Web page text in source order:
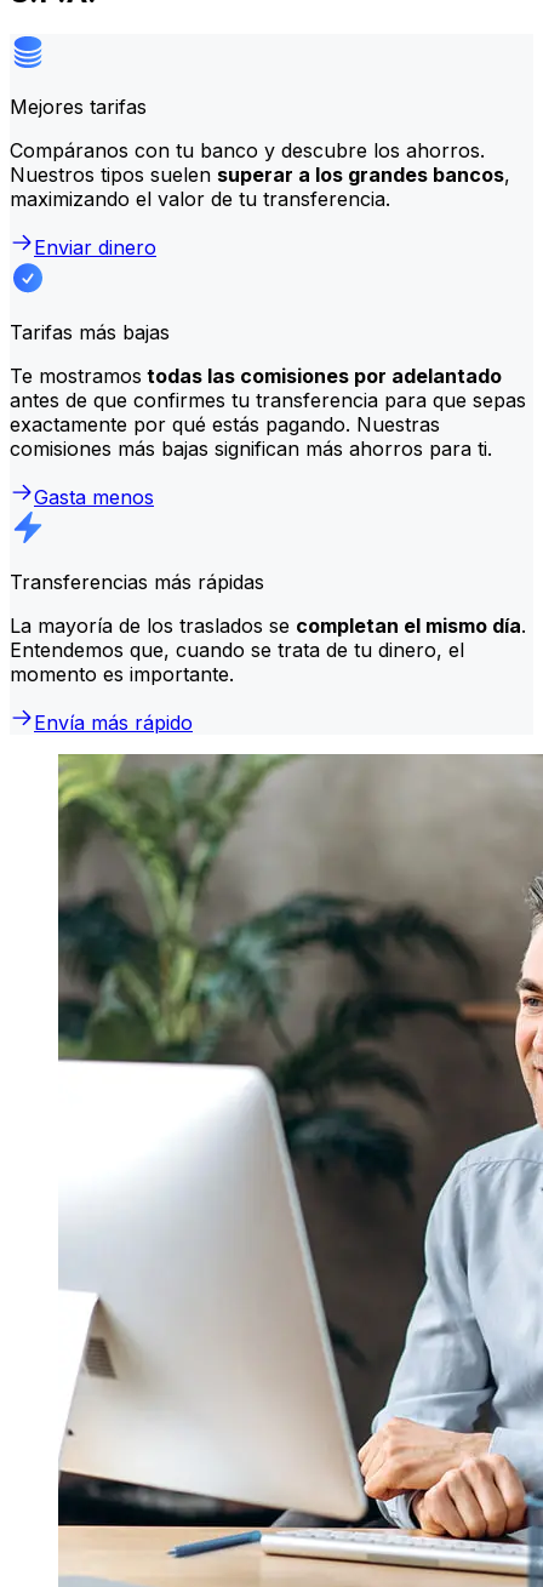
Mejores tarifas
Compáranos con tu banco y descubre los ahorros.
Nuestros tipos suelen superar a los grandes bancos,
maximizando el valor de tu transferencia.
Enviar dinero
Tarifas más bajas
Te mostramos todas las comisiones por adelantado
antes de que confirmes tu transferencia para que sepas
exactamente por qué estás pagando. Nuestras
comisiones más bajas significan más ahorros para ti.
Gasta menos
Transferencias más rápidas
La mayoría de los traslados se completan el mismo día.
Entendemos que, cuando se trata de tu dinero, el
momento es importante.
Envía más rápido